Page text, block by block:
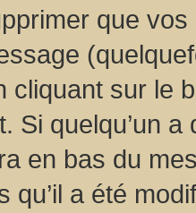
que
cliquant sur le
Si quelqu’un
en bas du
qu’il a été